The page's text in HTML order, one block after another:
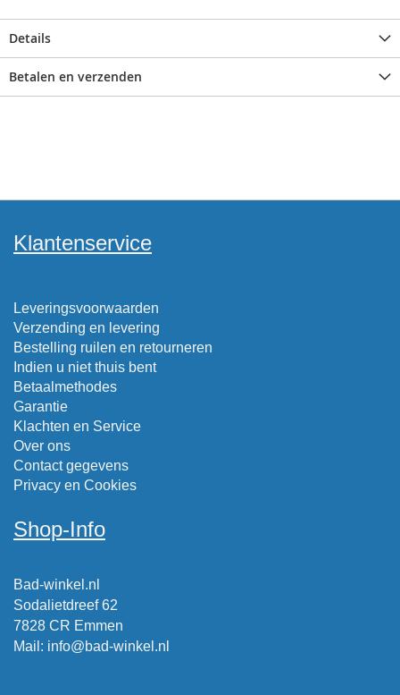
Details
Betalen en verzenden
Klantenservice
Leveringsvoorwaarden
Verzending en levering
Bestelling ruilen en retourneren
Indien u niet thuis bent
Betaalmethodes
Garantie
Klachten en Service
Over ons
Contact gegevens
Privacy en Cookies
Shop-Info
Bad-winkel.nl
Sodalietdreef 62
7828 CR Emmen
Mail : info@bad-winkel.nl